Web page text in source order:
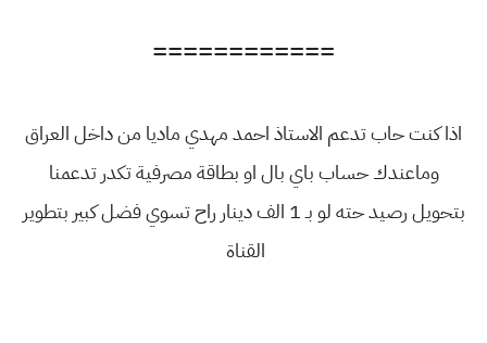
============
اذا كنت حاب تدعم الاستاذ احمد مهدي ماديا من داخل العراق
وماعندك حساب باي بال او بطاقة مصرفية تكدر تدعمنا
بتحويل رصيد حته لو بـ 1 الف دينار راح تسوي فضل كبير بتطوير
القناة